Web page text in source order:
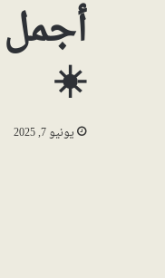
☀️
يونيو 7, 2025